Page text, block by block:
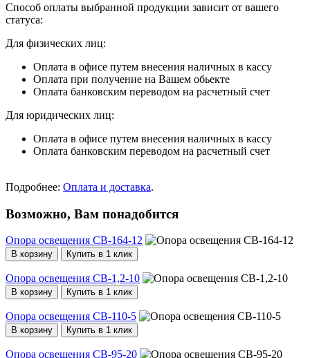
Способ оплаты выбранной продукции зависит от вашего
статуса:
Для физических лиц:
Оплата в офисе путем внесения наличных в кассу
Оплата при получение на Вашем обьекте
Оплата банковским переводом на расчетный счет
Для юридических лиц:
Оплата в офисе путем внесения наличных в кассу
Оплата банковским переводом на расчетный счет
Подробнее: Оплата и доставка.
Возможно, Вам понадобится
Опора освещения СВ-164-12
В корзину Купить в 1 клик
Опора освещения СВ-1,2-10
В корзину Купить в 1 клик
Опора освещения СВ-110-5
В корзину Купить в 1 клик
Опора освещения СВ-95-20